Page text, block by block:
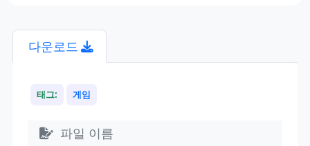
다운로드
태그: 게임
파일 이름